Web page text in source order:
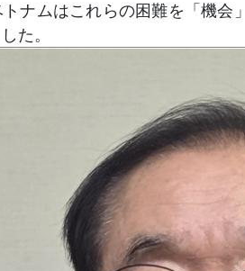
トナムはこれらの困難を「機
た。